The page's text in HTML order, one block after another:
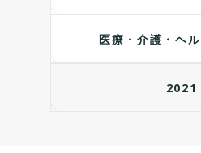
医療・介護・ヘ
2021